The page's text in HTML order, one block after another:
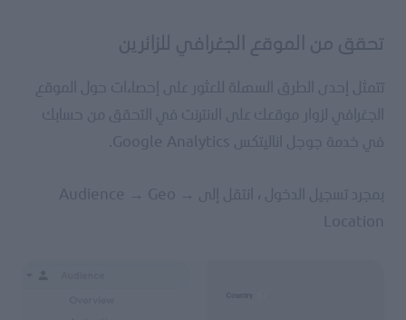
تحقق من الموقع الجغرافي للزائرين
تتمثل إحدى الطرق السهلة للعثور على إحصاءات حول الموقع
الجغرافي لزوار موقعك على الانترنت في التحقق من حسابك
في خدمة جوجل اناليتكس Google Analytics.
بمجرد تسجيل الدخول ، انتقل إلى Audience → Geo →
Location